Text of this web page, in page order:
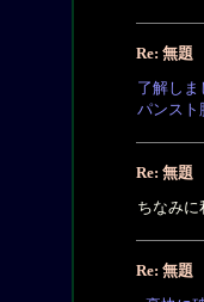
Re: 無題
了解しま
パンスト
Re: 無題
ちなみ
Re: 無題